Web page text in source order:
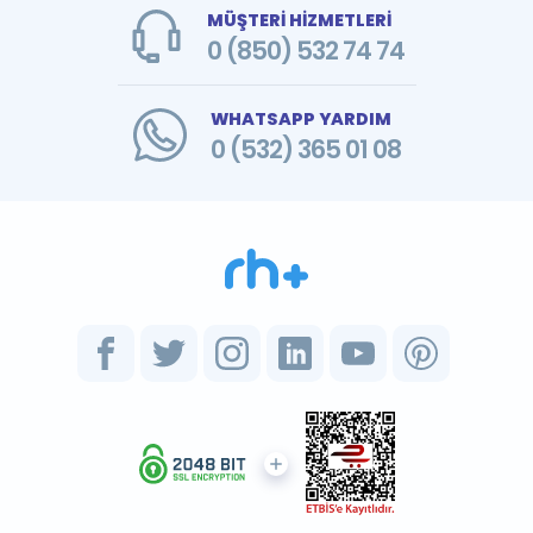
MÜŞTERİ HİZMETLERİ
0 (850) 532 74 74
WHATSAPP YARDIM
0 (532) 365 01 08